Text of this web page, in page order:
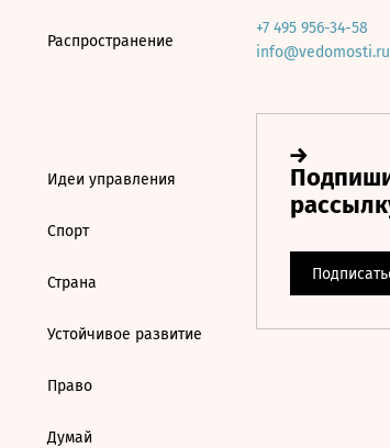
Распространение
Идеи управления
Спорт
Страна
Устойчивое развитие
Право
Думай
+7 495 956-34-58
info@vedomosti.ru